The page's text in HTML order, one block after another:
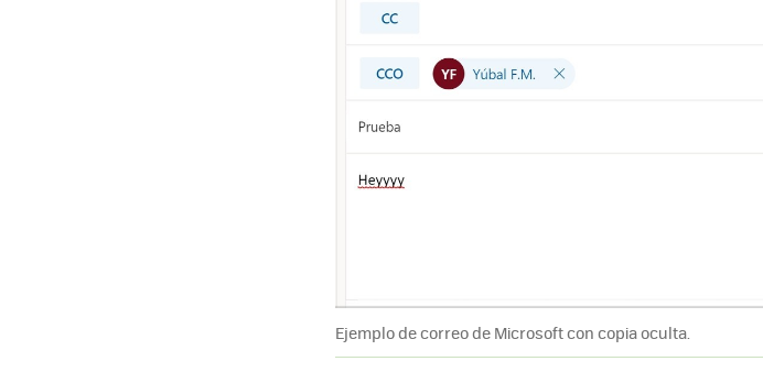
Ejemplo de correo de Microsoft con copia oculta.